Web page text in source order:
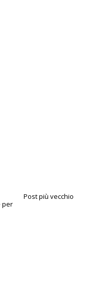
Post più vecchio
per